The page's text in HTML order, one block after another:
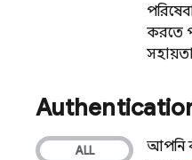
করতে
আপনি